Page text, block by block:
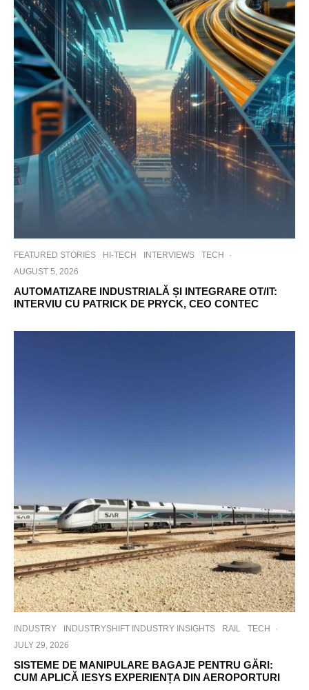
FEATURED STORIES HI-TECH INTERVIEWS TECH
·
AUGUST 5, 2026
AUTOMATIZARE INDUSTRIALĂ ȘI INTEGRARE OT/IT:
INTERVIU CU PATRICK DE PRYCK, CEO CONTEC
INDUSTRY INDUSTRYSHIFT INDUSTRY INSIGHTS RAIL TECH
·
JULY 29, 2026
SISTEME DE MANIPULARE BAGAJE PENTRU GĂRI:
CUM APLICĂ IESYS EXPERIENȚA DIN AEROPORTURI